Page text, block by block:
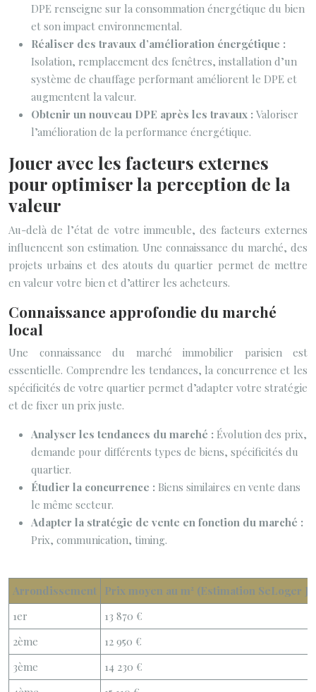
DPE renseigne sur la consommation énergétique du bien
et son impact environnemental.
Réaliser des travaux d’amélioration énergétique :
Isolation, remplacement des fenêtres, installation d’un
système de chauffage performant améliorent le DPE et
augmentent la valeur.
Obtenir un nouveau DPE après les travaux : Valoriser
l’amélioration de la performance énergétique.
Jouer avec les facteurs externes
pour optimiser la perception de la
valeur
Au-delà de l’état de votre immeuble, des facteurs externes
influencent son estimation. Une connaissance du marché, des
projets urbains et des atouts du quartier permet de mettre
en valeur votre bien et d’attirer les acheteurs.
Connaissance approfondie du marché
local
Une connaissance du marché immobilier parisien est
essentielle. Comprendre les tendances, la concurrence et les
spécificités de votre quartier permet d’adapter votre stratégie
et de fixer un prix juste.
Analyser les tendances du marché : Évolution des prix,
demande pour différents types de biens, spécificités du
quartier.
Étudier la concurrence : Biens similaires en vente dans
le même secteur.
Adapter la stratégie de vente en fonction du marché :
Prix, communication, timing.
Arrondissement
Prix moyen au m² (Estimation SeLoger
1er
13 870 €
2ème
12 950 €
3ème
14 230 €